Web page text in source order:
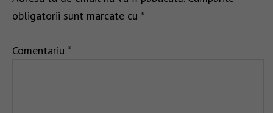
obligatorii sunt marcate cu *
Comentariu *